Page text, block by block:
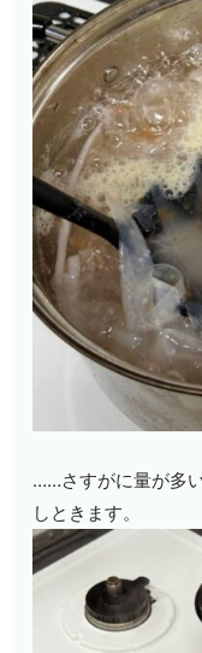
……さすがに量が多
しときます。